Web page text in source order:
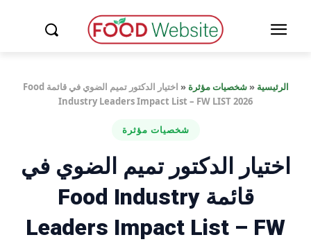
الرئيسية «شخصيات مؤثرة «
اختيار الدكتور تميم الضوي في قائمة Food
Industry Leaders Impact List – FW LIST 2026
شخصيات مؤثرة
اختيار الدكتور تميم الضوي في
قائمة Food Industry
Leaders Impact List – FW